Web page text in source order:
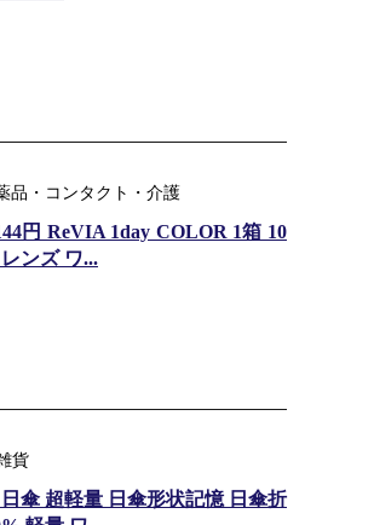
品・コンタクト・介護
円 ReVIA 1day COLOR 1箱 10
ンズ ワ...
貨
傘 超軽量 日傘形状記憶 日傘折